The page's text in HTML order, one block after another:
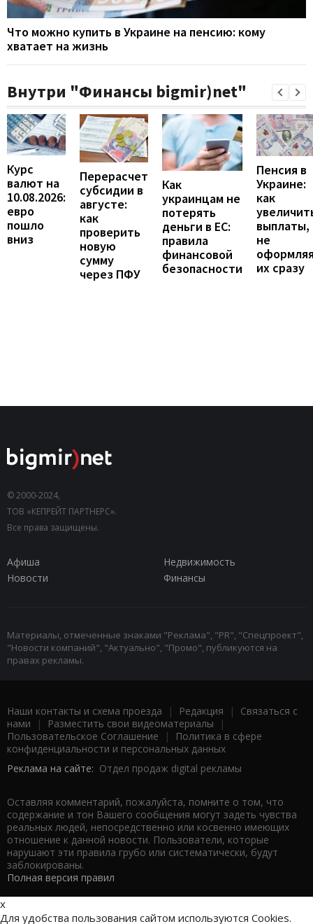
Что можно купить в Украине на пенсию: кому
хватает на жизнь
Внутри "Финансы bigmir)net"
Курс
валют на
10.08.2026:
евро
пошло
вниз
Перерасчет
субсидии в
августе:
как
проверить
новую
сумму
через ПФУ
Как
украинцам не
потерять
деньги в ЕС:
правила
финансовой
безопасности
Пенсия в
Украине:
как
выплаты,
не
их сразу
© 2000-2024,
ТОВ «КЕПРЕЙТ ПАРТНЕРС».
Все права защищены.
Афиша
Недвижимость
Новости
Финансы
Материалы, отмеченные знаками "Реклама", "PR", "Спецпроект",
"Новости компаний", "Актуально", "Промо", публикуются на
правах рекламы.
Наши контакты и схема проезда | Редакция | Связаться с
нами | Разместить свои видеоматериалы |
Пользовательское Соглашение |
Политика в сфере
конфиденциальности и персональных данных
Реклама на сайте: Отдел продаж digital рекламы
Оставляя комментарий, пожалуйста, помните о том, что
содержание и тон Вашего сообщения могут задеть чувства
реальных людей, непосредственно или косвенно имеющих
отношение к данной новости. Пользователи, которые
нарушают эти правила грубо или систематически, будут
заблокированы.
Полная версия правил
x
Для удобства пользования сайтом используются Cookies.